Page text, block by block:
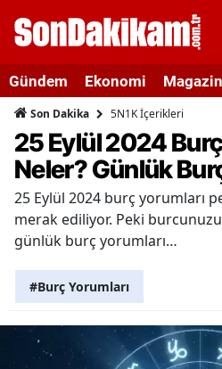
Gündem Ekonomi Magazin
Son Dakika 5N1K İçerikleri
25 Eylül 2024
Neler? Günlük
25 Eylül 2024 burç yorumları
merak ediliyor. Peki
günlük burç yorumları…
#Burç Yorumları